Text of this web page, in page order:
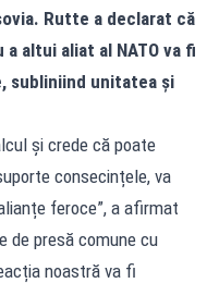
Rutte a declarat că
altui aliat al NATO va fi
subliniind unitatea și
și crede că poate
consecințele, va
feroce”, a afirmat
de presă comune cu
noastră va fi